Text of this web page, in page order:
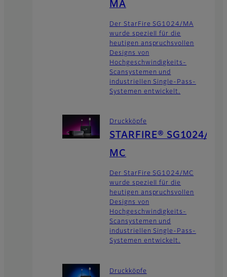
MA
Der StarFire SG1024/MA
wurde speziell für die
heutigen anspruchsvollen
Designs von
Hochgeschwindigkeits-
Scansystemen und
industriellen Single-Pass-
Systemen entwickelt.
Druckköpfe
STARFIRE® SG1024/
MC
Der StarFire SG1024/MC
wurde speziell für die
heutigen anspruchsvollen
Designs von
Hochgeschwindigkeits-
Scansystemen und
industriellen Single-Pass-
Systemen entwickelt.
Druckköpfe